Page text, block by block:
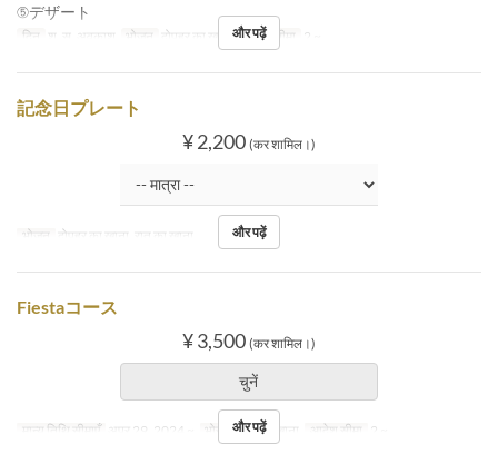
⑤デザート
दिन श, स, अवकाश भोजन दोपहर का खाना आदेश सीमा 2 ~
और पढ़ें
記念日プレート
¥ 2,200 (कर शामिल।)
भोजन दोपहर का खाना, रात का खाना और पढ़ें
Fiestaコース
¥ 3,500 (कर शामिल।)
चुनें
मान्य तिथि सीमाएँ अप्र 29, 2024 ~ भोजन रात का खाना आदेश सीमा 2 ~
और पढ़ें